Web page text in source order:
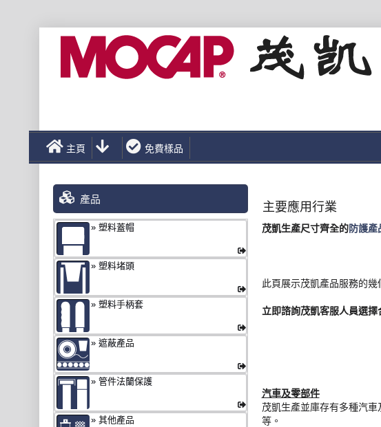
主頁 免費樣品
主要應用行業
茂凱生產尺寸齊全的防護產
此頁展示茂凱產品服務的
立即諮詢茂凱客服人員選擇
汽車及零部件
茂凱生產並庫存有多種汽
等。
產品
塑料蓋帽
塑料堵頭
塑料手柄套
遮蔽產品
管件法蘭保護
其他產品